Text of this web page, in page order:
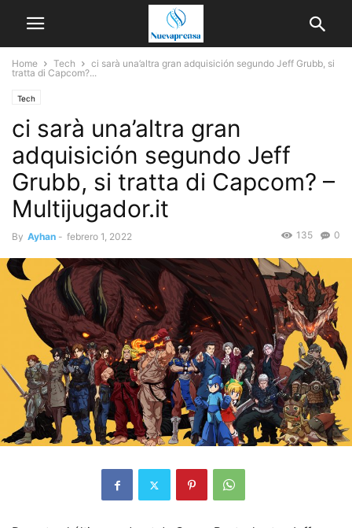
Home Tech
ci sarà una’altra gran adquisición segundo Jeff Grubb, si
tratta di Capcom?...
Tech
ci sarà una’altra gran
adquisición segundo Jeff
Grubb, si tratta di Capcom? –
Multijugador.it
By Ayhan - febrero 1, 2022 0
135